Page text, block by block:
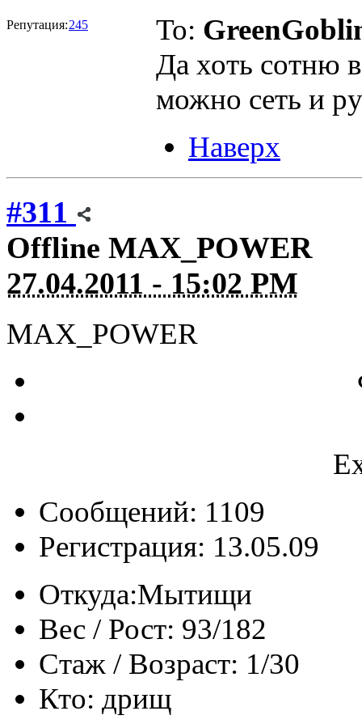
Репутация:245 To:
Да хоть сотню
можно сеть и
Наверх
#311
Offline MAX_POWER
27.04.2011 - 15:02 PM
MAX_POWER
Сообщений: 1109
Регистрация: 13.05.09
Откуда:Мытищи
Вес / Рост: 93/182
Стаж / Возраст: 1/30
Кто: дрищ